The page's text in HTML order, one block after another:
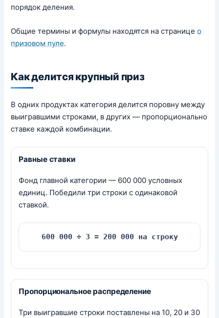
порядок деления.
Общие термины и формулы находятся на страницео
призовом пуле.
Как делится крупный приз
В одних продуктах категория делится поровну между
выигравшими строками, в других — пропорционально
ставке каждой комбинации.
Равные ставки
Фонд главной категории — 600 000 условных
единиц. Победили три строки с одинаковой
ставкой.
600 000 ÷ 3 = 200 000 на строку
Пропорциональное распределение
Три выигравшие строки поставлены на 10, 20 и 30